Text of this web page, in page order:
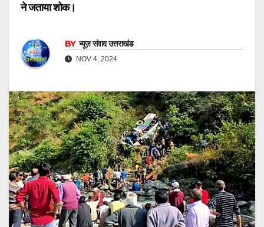
ने जताया शोक।
BY न्यूज़ संवाद उत्तराखंड
NOV 4, 2024